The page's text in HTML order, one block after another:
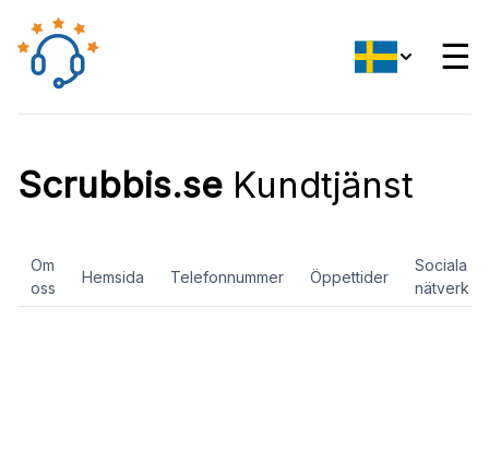
☰
Scrubbis.se Kundtjänst
Om
oss
Hemsida Telefonnummer Öppettider
Sociala
nätverk